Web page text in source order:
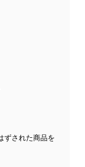
ずされた商品を